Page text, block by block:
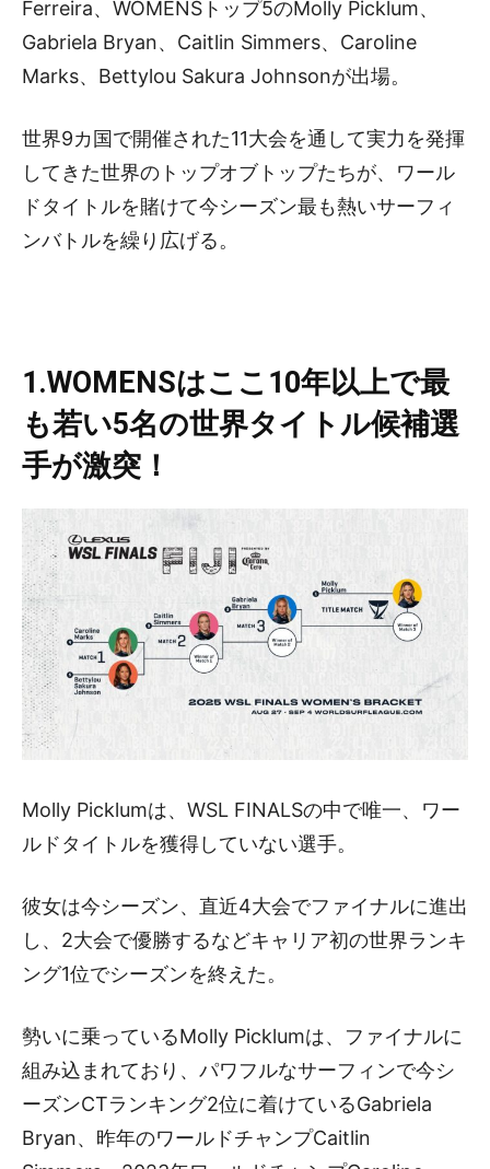
Ferreira、WOMENSトップ5のMolly Picklum、
Gabriela Bryan、Caitlin Simmers、Caroline
Marks、Bettylou Sakura Johnsonが出場。
世界9カ国で開催された11大会を通して実力を発揮
してきた世界のトップオブトップたちが、ワール
ドタイトルを賭けて今シーズン最も熱いサーフィ
ンバトルを繰り広げる。
1.WOMENSはここ10年以上で最
も若い5名の世界タイトル候補選
手が激突！
Molly Picklumは、WSL FINALSの中で唯一、ワー
ルドタイトルを獲得していない選手。
彼女は今シーズン、直近4大会でファイナルに進出
し、2大会で優勝するなどキャリア初の世界ランキ
ング1位でシーズンを終えた。
勢いに乗っているMolly Picklumは、ファイナルに
組み込まれており、パワフルなサーフィンで今シ
ーズンCTランキング2位に着けているGabriela
Bryan、昨年のワールドチャンプCaitlin